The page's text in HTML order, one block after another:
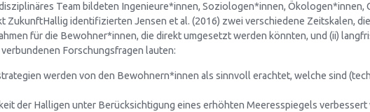
Team bildeten Ingenieure*innen, Soziologen*innen,
ZukunftHallig identifizierten Jensen et al. (2016) zwei verschiedene Zeitskalen,
für die Bewohner*innen, die direkt umgesetzt werden könnten, und (ii)
Forschungsfragen lauten:
werden von den Bewohnern*innen als sinnvoll erachtet, welche sind
der Halligen unter Berücksichtigung eines erhöhten Meeresspiegels verbessert